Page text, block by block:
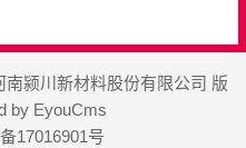
颍川新材料股份有限公司 版
by EyouCms
17016901号